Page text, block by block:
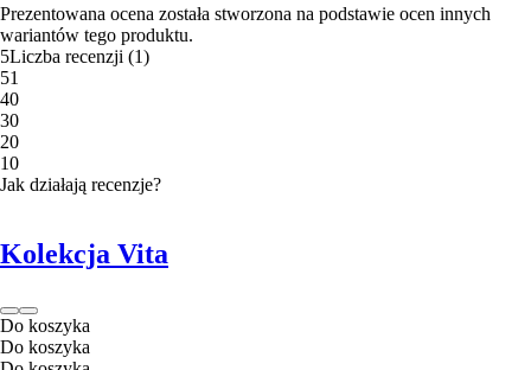
Prezentowana ocena została stworzona na podstawie ocen innych
wariantów tego produktu.
5Liczba recenzji (1)
51
40
30
20
10
Jak działają recenzje?
Kolekcja Vita
Do koszyka
Do koszyka